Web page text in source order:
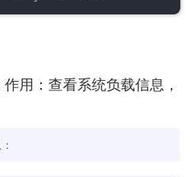
用：查看系统负载信息，